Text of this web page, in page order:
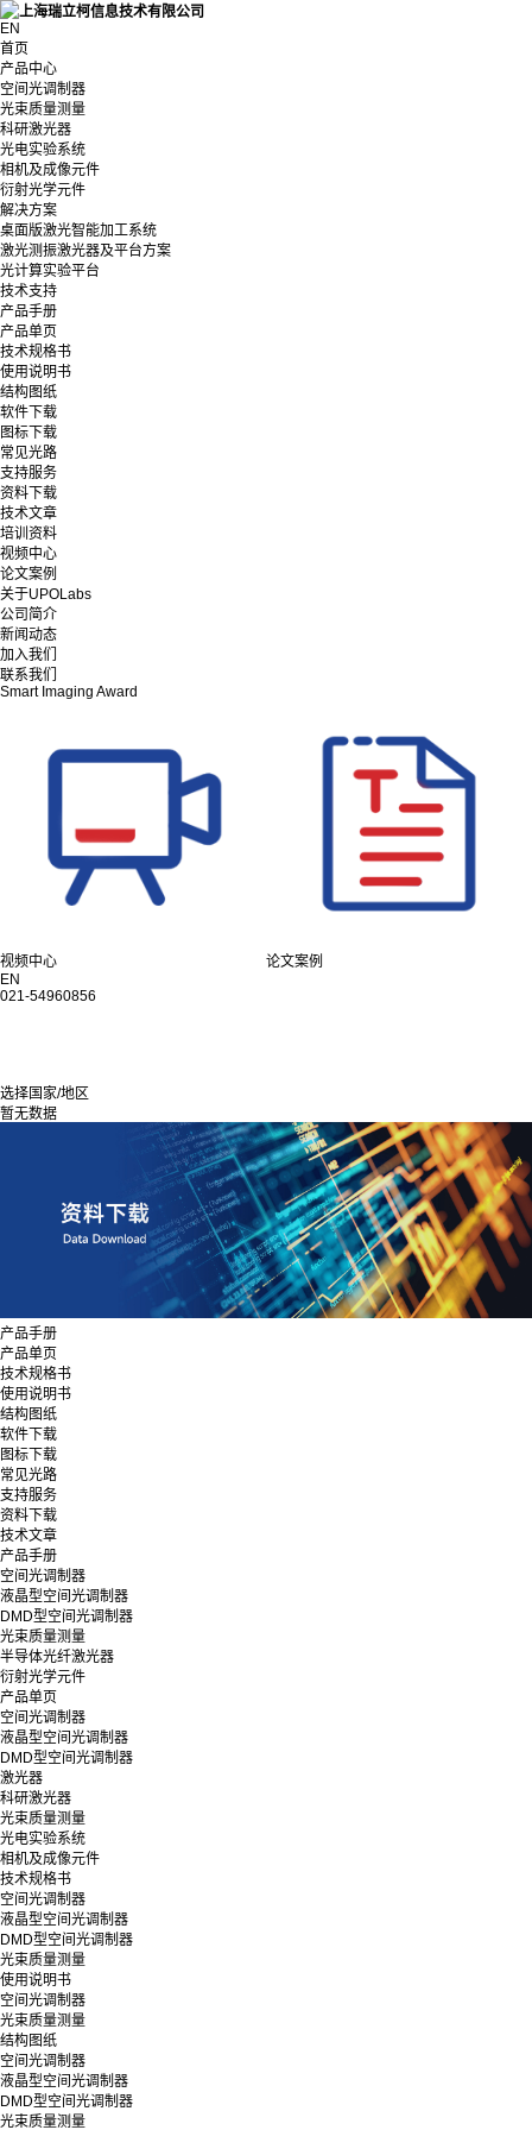
EN
首页
产品中心
空间光调制器
光束质量测量
科研激光器
光电实验系统
相机及成像元件
衍射光学元件
解决方案
桌面版激光智能加工系统
激光测振激光器及平台方案
光计算实验平台
技术支持
产品手册
产品单页
技术规格书
使用说明书
结构图纸
软件下载
图标下载
常见光路
支持服务
资料下载
技术文章
培训资料
视频中心
论文案例
关于UPOLabs
公司简介
新闻动态
加入我们
联系我们
Smart Imaging Award
视频中心
论文案例
EN
021-54960856
选择国家/地区
暂无数据
产品手册
产品单页
技术规格书
使用说明书
结构图纸
软件下载
图标下载
常见光路
支持服务
资料下载
技术文章
产品手册
空间光调制器
液晶型空间光调制器
DMD型空间光调制器
光束质量测量
半导体光纤激光器
衍射光学元件
产品单页
空间光调制器
液晶型空间光调制器
DMD型空间光调制器
激光器
科研激光器
光束质量测量
光电实验系统
相机及成像元件
技术规格书
空间光调制器
液晶型空间光调制器
DMD型空间光调制器
光束质量测量
使用说明书
空间光调制器
光束质量测量
结构图纸
空间光调制器
液晶型空间光调制器
DMD型空间光调制器
光束质量测量